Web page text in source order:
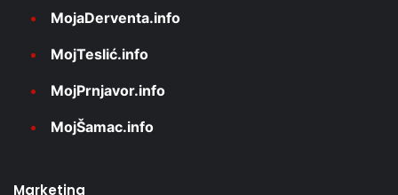
MojaDerventa.info
MojTeslić.info
MojPrnjavor.info
MojŠamac.info
Marketing